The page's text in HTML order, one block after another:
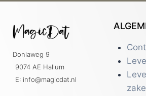
Doniaweg 9
9074 AE Hallum
E: info@magicdat.nl